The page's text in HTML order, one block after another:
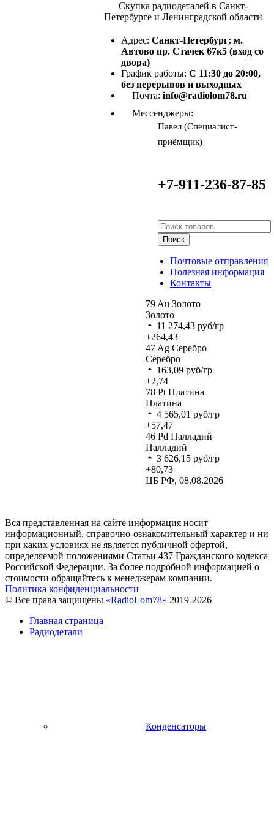
Скупка радиодеталей в Санкт-
Петербурге и Ленинградской области
Адрес: Санкт-Петербург; м.
Автово пр. Стачек 67к5 (вход со
двора)
График работы: С 11:30 до 20:00,
без перерывов и выходных
Почта: info@radiolom78.ru
Мессенджеры:
Павел (Специалист-
приёмщик)
+7-911-236-87-85
Поиск
Почтовые отправления
Полезная информация
Контакты
79 Au Золото
Золото
11 274,43 руб/гр
+264,43
47 Ag Серебро
Серебро
163,09 руб/гр
+2,74
78 Pt Платина
Платина
4 565,01 руб/гр
+57,47
46 Pd Палладий
Палладий
3 626,15 руб/гр
+80,73
ЦБ РФ, 08.08.2026
Вся представленная на сайте информация носит
информационный, справочно-ознакомительный характер и ни
при каких условиях не является публичной офертой,
определяемой положениями Статьи 437 Гражданского кодекса
Российской Федерации. За более подробной информацией о
стоимости обращайтесь к менеджерам компании.
Политика конфиденциальности
© Все права защищены «RadioLom78» 2019-2026
Главная страница
Радиодетали
Конденсаторы